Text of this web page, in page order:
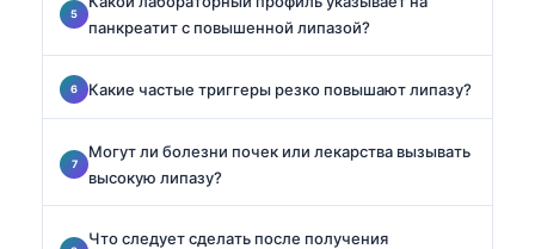
панкреатит с повышенной липазой?
Какие частые триггеры резко повышают липазу?
Могут ли болезни почек или лекарства вызывать
высокую липазу?
Что следует сделать после получения